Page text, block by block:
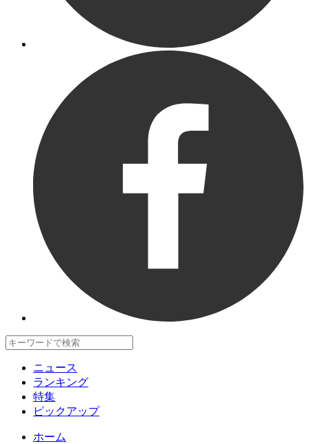
ニュース
ランキング
特集
ピックアップ
ホーム